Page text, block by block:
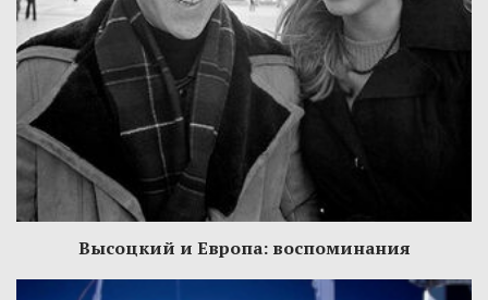
Высоцкий и Европа: воспоминания